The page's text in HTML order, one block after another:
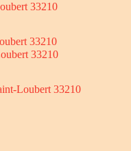
33210
33210
33210
Loubert 33210